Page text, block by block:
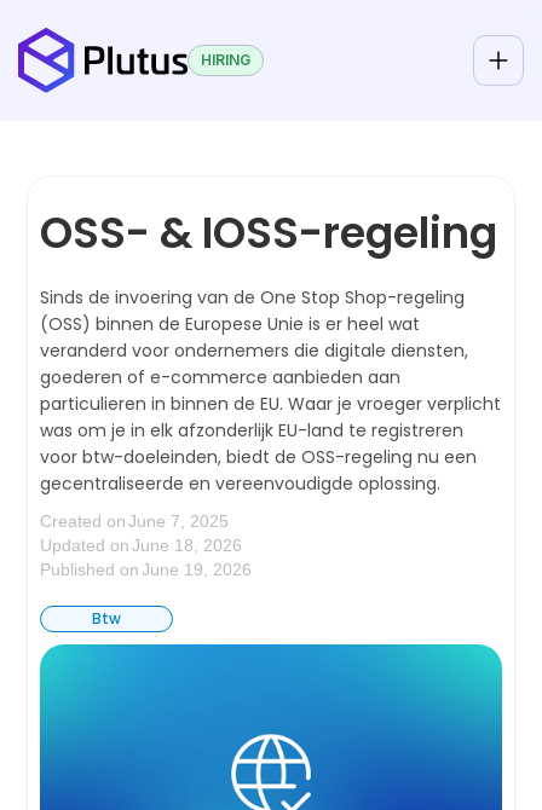
HIRING
OSS- & IOSS-regeling
Sinds de invoering van de One Stop Shop-regeling
(OSS) binnen de Europese Unie is er heel wat
veranderd voor ondernemers die digitale diensten,
goederen of e-commerce aanbieden aan
particulieren in binnen de EU. Waar je vroeger verplicht
was om je in elk afzonderlijk EU-land te registreren
voor btw-doeleinden, biedt de OSS-regeling nu een
gecentraliseerde en vereenvoudigde oplossing.
Created on June 7, 2025
Updated on June 18, 2026
Published on June 19, 2026
Btw